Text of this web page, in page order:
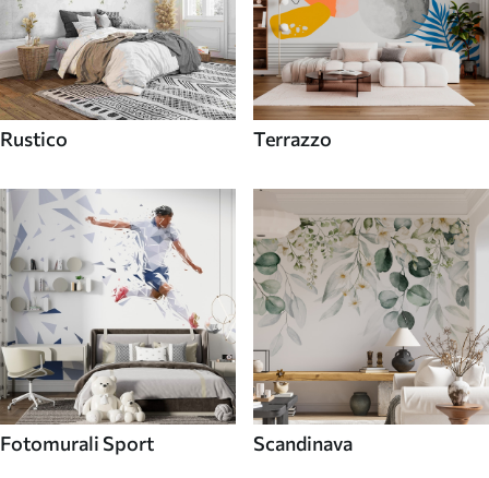
Rustico Terrazzo
Fotomurali Sport Scandinava